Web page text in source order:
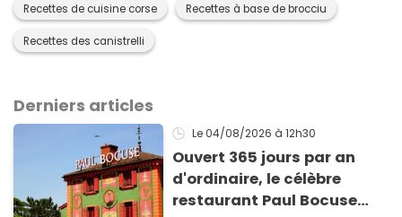
Recettes de cuisine corse Recettes à base de brocciu
Recettes des canistrelli
Derniers articles
Le 04/08/2026 à 12h30
Ouvert 365 jours par an
d'ordinaire, le célèbre
restaurant Paul Bocuse